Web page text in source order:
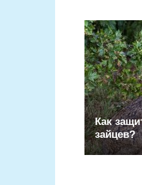
Как
зайцев?